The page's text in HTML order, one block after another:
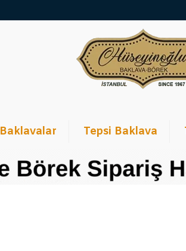
Baklavalar Tepsi Baklava